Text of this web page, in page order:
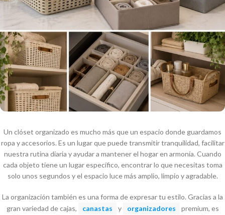
Un clóset organizado es mucho más que un espacio donde guardamos
ropa y accesorios. Es un lugar que puede transmitir tranquilidad, facilitar
nuestra rutina diaria y ayudar a mantener el hogar en armonía. Cuando
cada objeto tiene un lugar específico, encontrar lo que necesitas toma
solo unos segundos y el espacio luce más amplio, limpio y agradable.
La organización también es una forma de expresar tu estilo. Gracias a la
gran variedad de cajas,
canastas y organizadores
premium, es